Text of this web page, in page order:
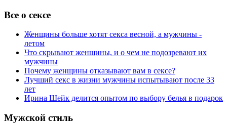
Все о сексе
Женщины больше хотят секса весной, а мужчины -
летом
Что скрывают женщины, и о чем не подозревают их
мужчины
Почему женщины отказывают вам в сексе?
Лучший секс в жизни мужчины испытывают после 33
лет
Ирина Шейк делится опытом по выбору белья в подарок
Мужской стиль